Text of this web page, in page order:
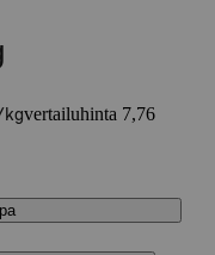
kgvertailuhinta 7,76